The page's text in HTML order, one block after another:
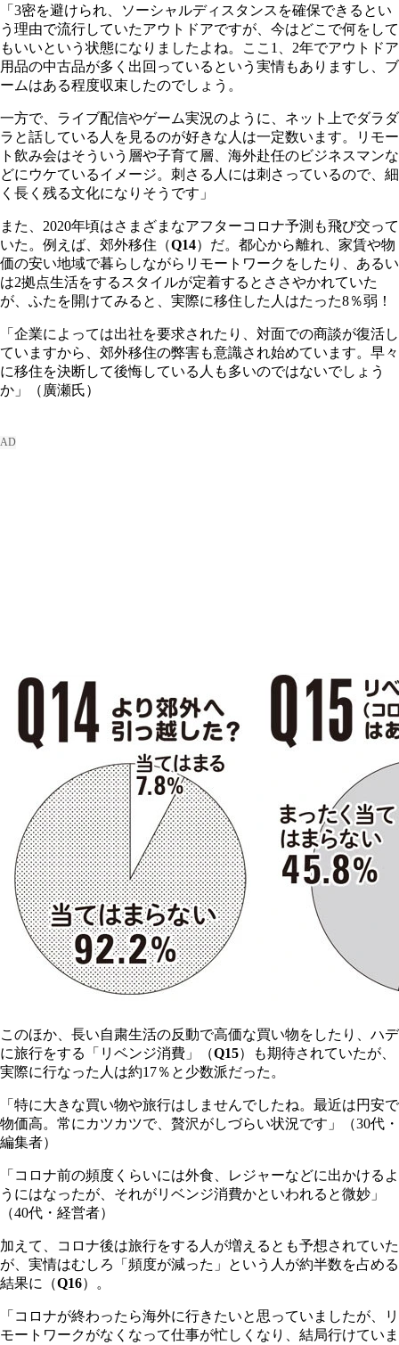
「3密を避けられ、ソーシャルディスタンスを確保できるとい
う理由で流行していたアウトドアですが、今はどこで何をして
もいいという状態になりましたよね。ここ1、2年でアウトドア
用品の中古品が多く出回っているという実情もありますし、ブ
ームはある程度収束したのでしょう。
一方で、ライブ配信やゲーム実況のように、ネット上でダラダ
ラと話している人を見るのが好きな人は一定数います。リモー
ト飲み会はそういう層や子育て層、海外赴任のビジネスマンな
どにウケているイメージ。刺さる人には刺さっているので、細
く長く残る文化になりそうです」
また、2020年頃はさまざまなアフターコロナ予測も飛び交って
いた。例えば、郊外移住（Q14）だ。都心から離れ、家賃や物
価の安い地域で暮らしながらリモートワークをしたり、あるい
は2拠点生活をするスタイルが定着するとささやかれていた
が、ふたを開けてみると、実際に移住した人はたった8％弱！
「企業によっては出社を要求されたり、対面での商談が復活し
ていますから、郊外移住の弊害も意識され始めています。早々
に移住を決断して後悔している人も多いのではないでしょう
か」（廣瀬氏）
このほか、長い自粛生活の反動で高価な買い物をしたり、ハデ
に旅行をする「リベンジ消費」（Q15）も期待されていたが、
実際に行なった人は約17％と少数派だった。
「特に大きな買い物や旅行はしませんでしたね。最近は円安で
物価高。常にカツカツで、贅沢がしづらい状況です」（30代・
編集者）
「コロナ前の頻度くらいには外食、レジャーなどに出かけるよ
うにはなったが、それがリベンジ消費かといわれると微妙」
（40代・経営者）
加えて、コロナ後は旅行をする人が増えるとも予想されていた
が、実情はむしろ「頻度が減った」という人が約半数を占める
結果に（Q16）。
「コロナが終わったら海外に行きたいと思っていましたが、リ
モートワークがなくなって仕事が忙しくなり、結局行けていま